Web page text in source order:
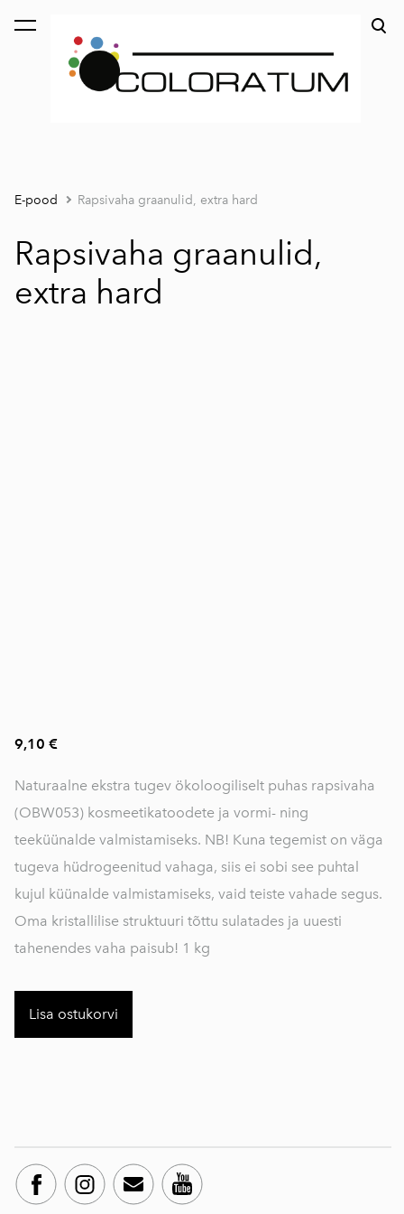
lisati ostukorvi.
E-pood Rapsivaha graanulid, extra hard
Rapsivaha graanulid,
extra hard
9,10 €
Naturaalne ekstra tugev ökoloogiliselt puhas rapsivaha
(OBW053) kosmeetikatoodete ja vormi- ning
teeküünalde valmistamiseks. NB! Kuna tegemist on väga
tugeva hüdrogeenitud vahaga, siis ei sobi see puhtal
kujul küünalde valmistamiseks, vaid teiste vahade segus.
Oma kristallilise struktuuri tõttu sulatades ja uuesti
tahenendes vaha paisub! 1 kg
Lisa ostukorvi